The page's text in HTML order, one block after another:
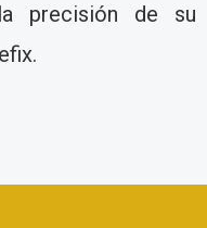
precisión de su